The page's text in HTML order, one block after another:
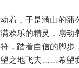
着，于是满山的蒲
欢乐的精灵，扇动
，踏着自信的脚步
之地飞去……希望